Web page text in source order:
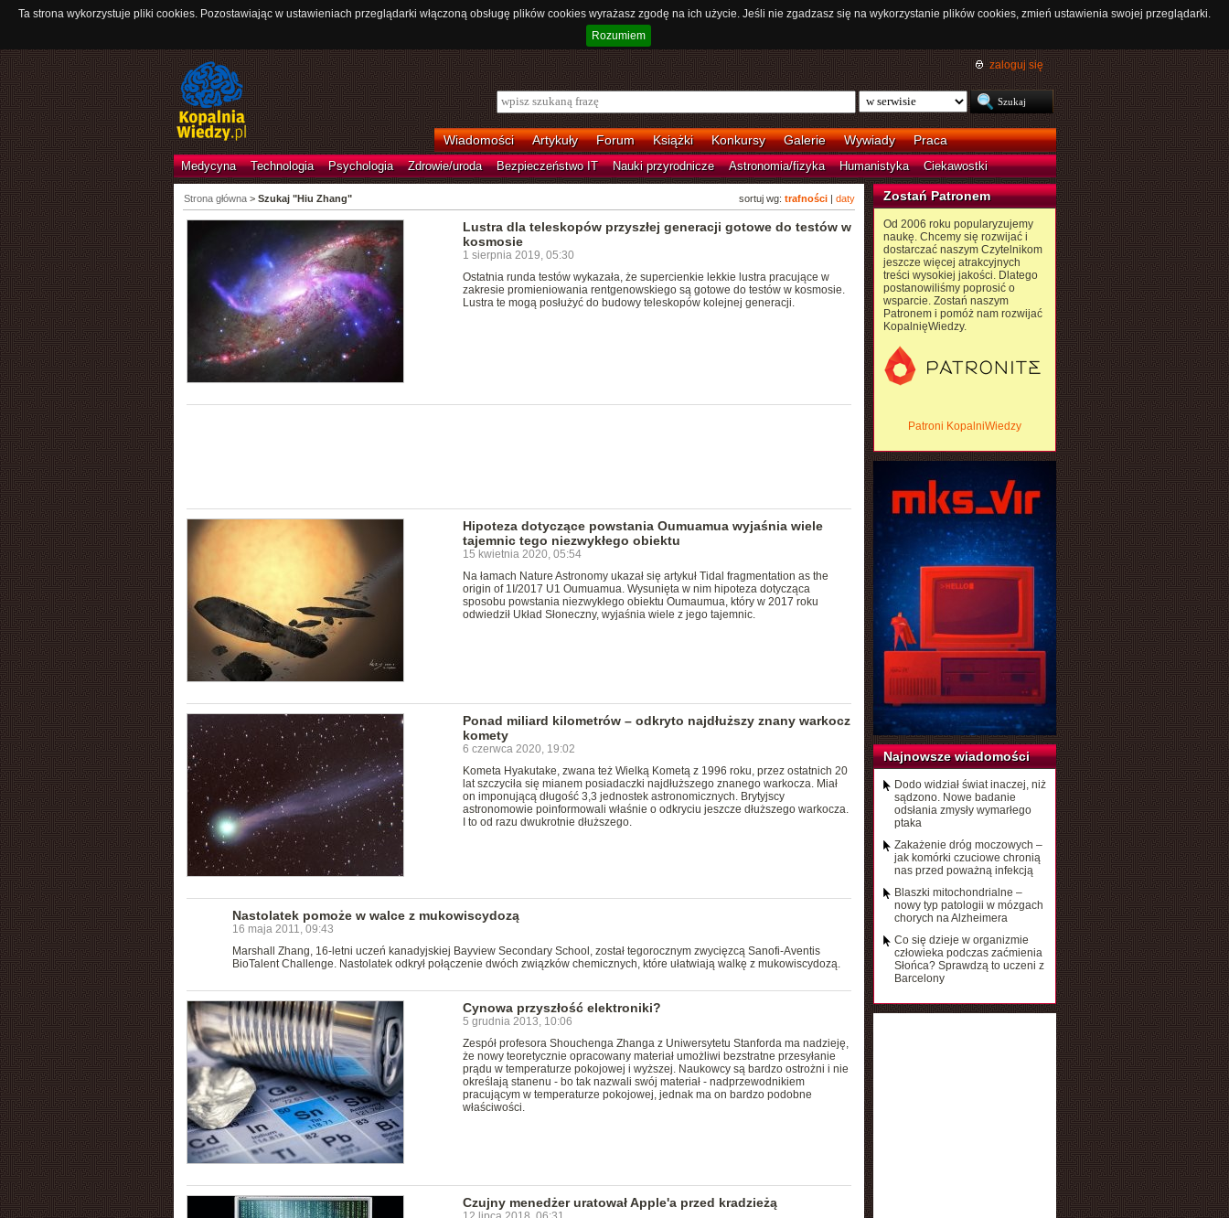
Ta strona wykorzystuje pliki cookies. Pozostawiając w ustawieniach przeglądarki włączoną obsługę plików cookies wyrażasz zgodę na ich użycie. Jeśli nie zgadzasz się na wykorzystanie plików cookies, zmień ustawienia swojej przeglądarki.
Rozumiem
zaloguj się
Wiadomości Artykuły Forum Książki Konkursy Galerie Wywiady Praca
Medycyna Technologia Psychologia Zdrowie/uroda Bezpieczeństwo IT Nauki przyrodnicze Astronomia/fizyka Humanistyka Ciekawostki
sortuj wg: trafności| daty
Strona główna> Szukaj "Hiu Zhang"
Lustra dla teleskopów przyszłej generacji gotowe do testów w
kosmosie
1 sierpnia 2019, 05:30
Ostatnia runda testów wykazała, że supercienkie lekkie lustra pracujące w
zakresie promieniowania rentgenowskiego są gotowe do testów w kosmosie.
Lustra te mogą posłużyć do budowy teleskopów kolejnej generacji.
Hipoteza dotyczące powstania Oumuamua wyjaśnia wiele
tajemnic tego niezwykłego obiektu
15 kwietnia 2020, 05:54
Na łamach Nature Astronomy ukazał się artykuł Tidal fragmentation as the
origin of 1I/2017 U1 Oumuamua. Wysunięta w nim hipoteza dotycząca
sposobu powstania niezwykłego obiektu Oumaumua, który w 2017 roku
odwiedził Układ Słoneczny, wyjaśnia wiele z jego tajemnic.
Ponad miliard kilometrów – odkryto najdłuższy znany warkocz
komety
6 czerwca 2020, 19:02
Kometa Hyakutake, zwana też Wielką Kometą z 1996 roku, przez ostatnich 20
lat szczyciła się mianem posiadaczki najdłuższego znanego warkocza. Miał
on imponującą długość 3,3 jednostek astronomicznych. Brytyjscy
astronomowie poinformowali właśnie o odkryciu jeszcze dłuższego warkocza.
I to od razu dwukrotnie dłuższego.
Nastolatek pomoże w walce z mukowiscydozą
16 maja 2011, 09:43
Marshall Zhang, 16-letni uczeń kanadyjskiej Bayview Secondary School, został tegorocznym zwycięzcą Sanofi-Aventis
BioTalent Challenge. Nastolatek odkrył połączenie dwóch związków chemicznych, które ułatwiają walkę z mukowiscydozą.
Cynowa przyszłość elektroniki?
5 grudnia 2013, 10:06
Zespół profesora Shouchenga Zhanga z Uniwersytetu Stanforda ma nadzieję,
że nowy teoretycznie opracowany materiał umożliwi bezstratne przesyłanie
prądu w temperaturze pokojowej i wyższej. Naukowcy są bardzo ostrożni i nie
określają stanenu - bo tak nazwali swój materiał - nadprzewodnikiem
pracującym w temperaturze pokojowej, jednak ma on bardzo podobne
właściwości.
Czujny menedżer uratował Apple'a przed kradzieżą
Zostań Patronem
Od 2006 roku popularyzujemy
naukę. Chcemy się rozwijać i
dostarczać naszym Czytelnikom
jeszcze więcej atrakcyjnych
treści wysokiej jakości. Dlatego
postanowiliśmy poprosić o
wsparcie. Zostań naszym
Patronem i pomóż nam rozwijać
KopalnięWiedzy.
Patroni KopalniWiedzy
Najnowsze wiadomości
Dodo widział świat inaczej, niż
sądzono. Nowe badanie
odsłania zmysły wymarłego
ptaka
Zakażenie dróg moczowych –
jak komórki czuciowe chronią
nas przed poważną infekcją
Blaszki mitochondrialne –
nowy typ patologii w mózgach
chorych na Alzheimera
Co się dzieje w organizmie
człowieka podczas zaćmienia
Słońca? Sprawdzą to uczeni z
Barcelony